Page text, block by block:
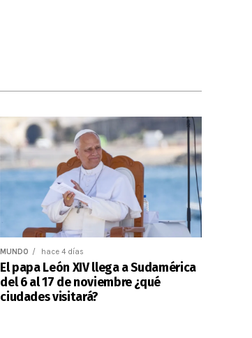
MUNDO hace 4 días
El papa León XIV llega a Sudamérica
del 6 al 17 de noviembre ¿qué
ciudades visitará?